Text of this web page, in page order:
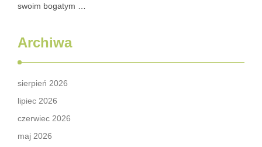
swoim bogatym …
Archiwa
sierpień 2026
lipiec 2026
czerwiec 2026
maj 2026